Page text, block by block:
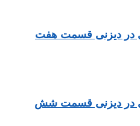
در دیزنی قسمت هفت
در دیزنی قسمت شش